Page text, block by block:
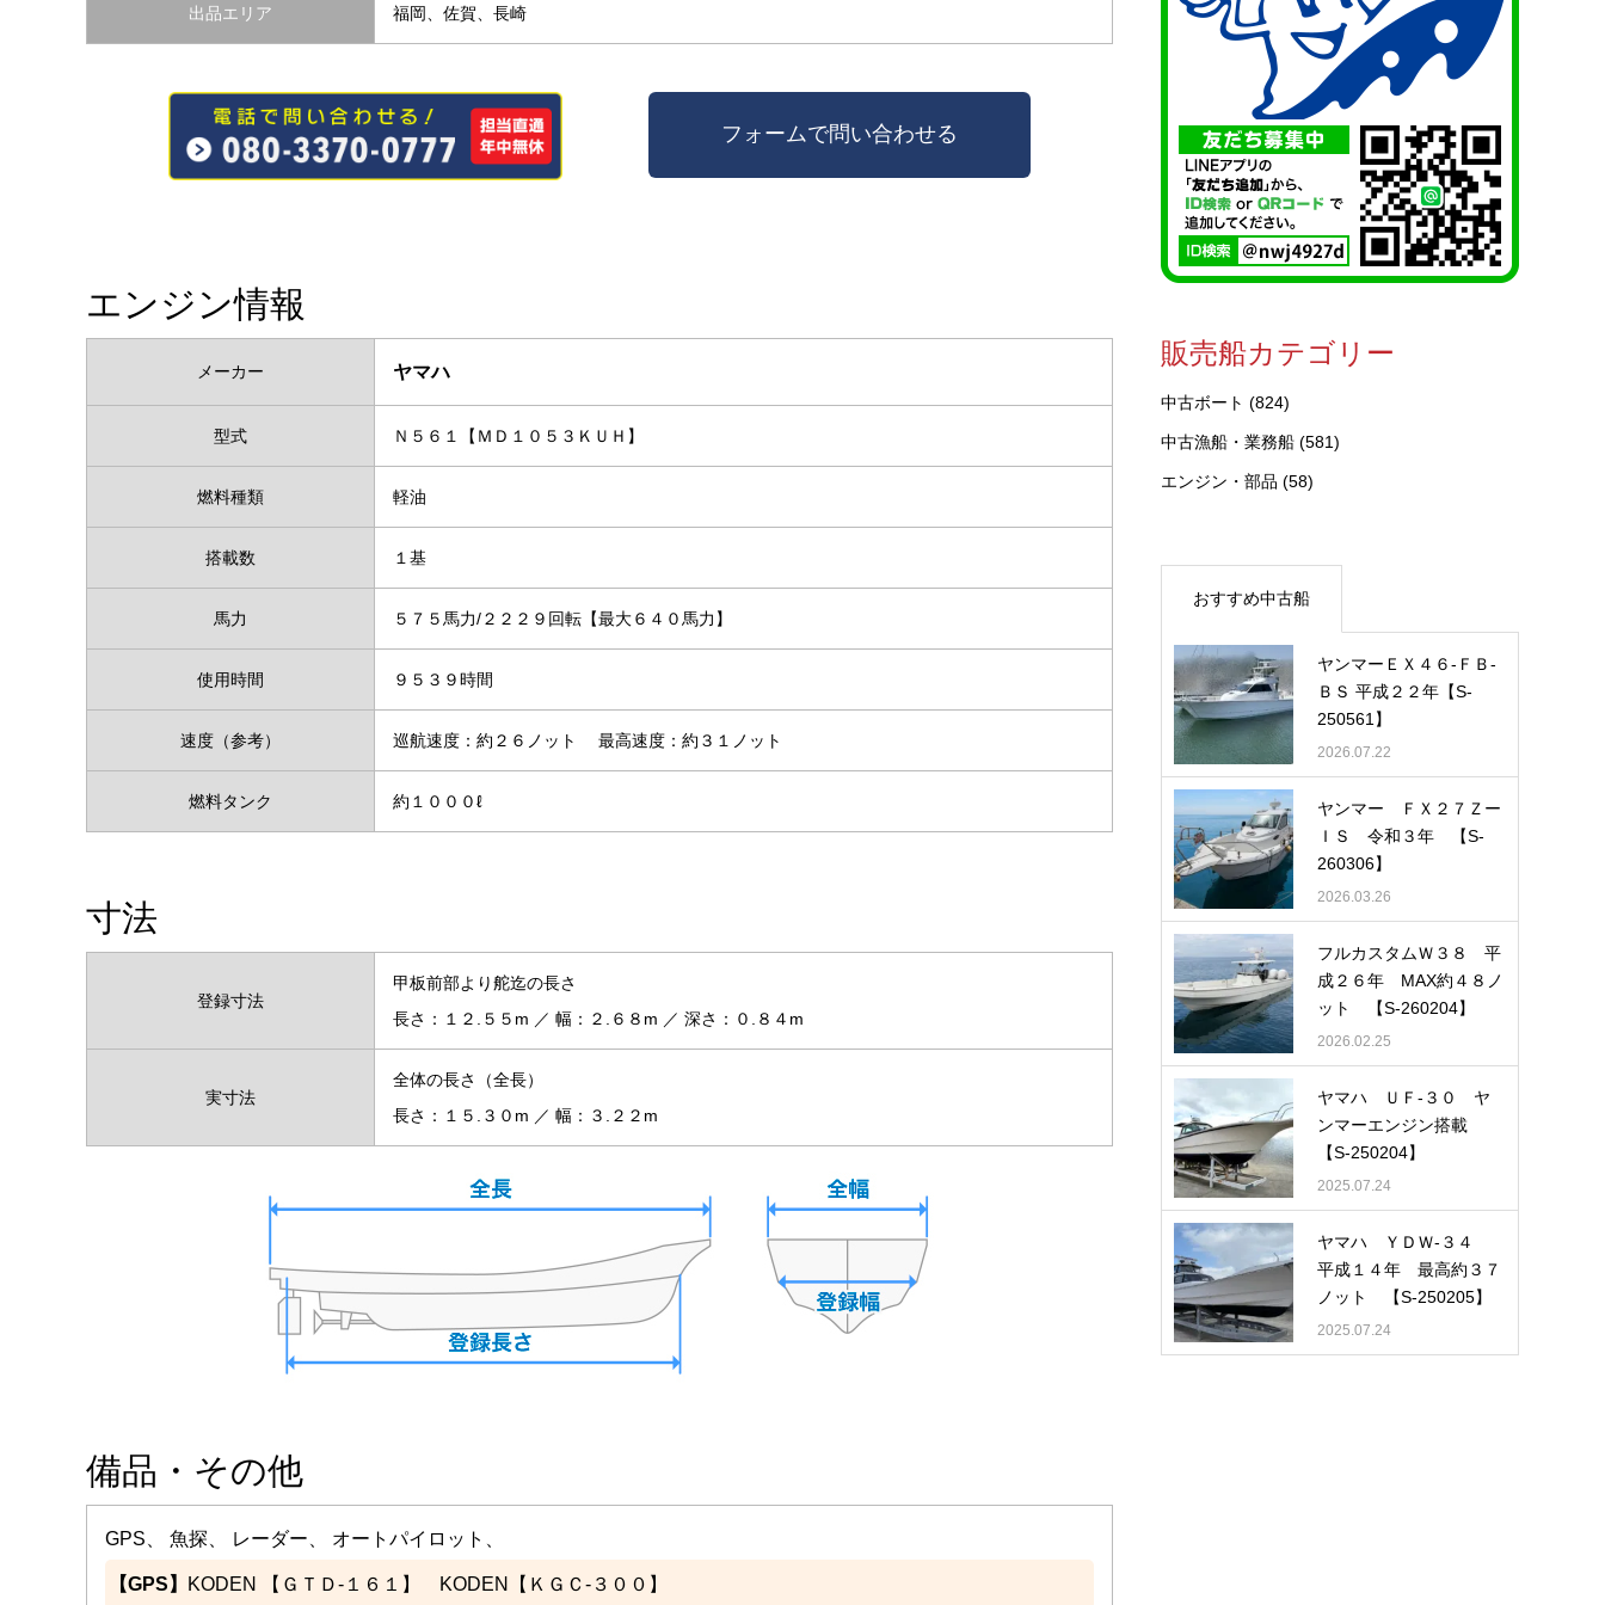
出品エリア 福岡、佐賀、長崎
エンジン情報
メーカー ヤマハ
型式 Ｎ５６１【ＭＤ１０５３ＫＵＨ】
燃料種類 軽油
搭載数 １基
馬力 ５７５馬力/２２２９回転【最大６４０馬力】
使用時間 ９５３９時間
速度（参考） 巡航速度：約２６ノット 最高速度：約３１ノット
燃料タンク 約１０００ℓ
寸法
登録寸法
甲板前部より舵迄の長さ
長さ：１２.５５m ／ 幅：２.６８m ／ 深さ：０.８４m
実寸法
全体の長さ（全長）
長さ：１５.３０m ／ 幅：３.２２m
備品・その他
GPS、 魚探、 レーダー、 オートパイロット、
【GPS】 KODEN 【ＧＴＤ-１６１】 KODEN【ＫＧＣ-３００】
販売船カテゴリー
中古ボート (824)
中古漁船・業務船 (581)
エンジン・部品 (58)
おすすめ中古船
ヤンマーＥＸ４６-ＦＢ-
ＢＳ 平成２２年【S-
250561】
2026.07.22
ヤンマー ＦＸ２７Ｚー
ＩＳ 令和３年 【S-
260306】
2026.03.26
フルカスタムＷ３８ 平
成２６年 MAX約４８ノ
ット 【S-260204】
2026.02.25
ヤマハ ＵＦ-３０ ヤ
ンマーエンジン搭載
【S-250204】
2025.07.24
ヤマハ ＹＤＷ-３４
平成１４年 最高約３７
ノット 【S-250205】
2025.07.24